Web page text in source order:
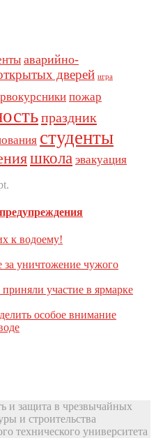
аварийно-
дверей игра
пожар
праздник
студенты
школа эвакуация
к водоему!
за уничтожение чужого
участие в ярмарке
особое внимание
и защита в чрезвычайных
и строительства
технического университета